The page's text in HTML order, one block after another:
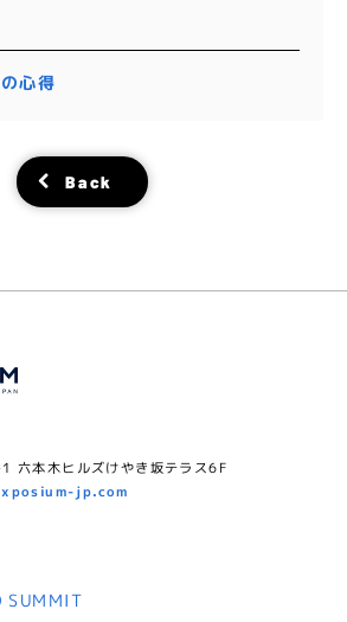
心得
Back
六本木ヒルズけやき坂テラス6F
jp.com